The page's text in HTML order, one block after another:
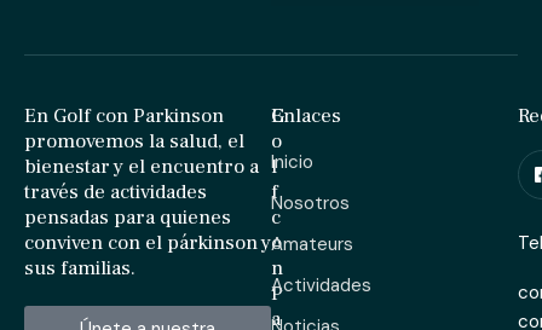
En Golf con Parkinson
promovemos la salud, el
bienestar y el encuentro a
través de actividades
pensadas para quienes
conviven con el párkinson y
sus familias.
G
o
l
f
c
o
n
P
a
Enlaces
Inicio
Nosotros
Amateurs
Actividades